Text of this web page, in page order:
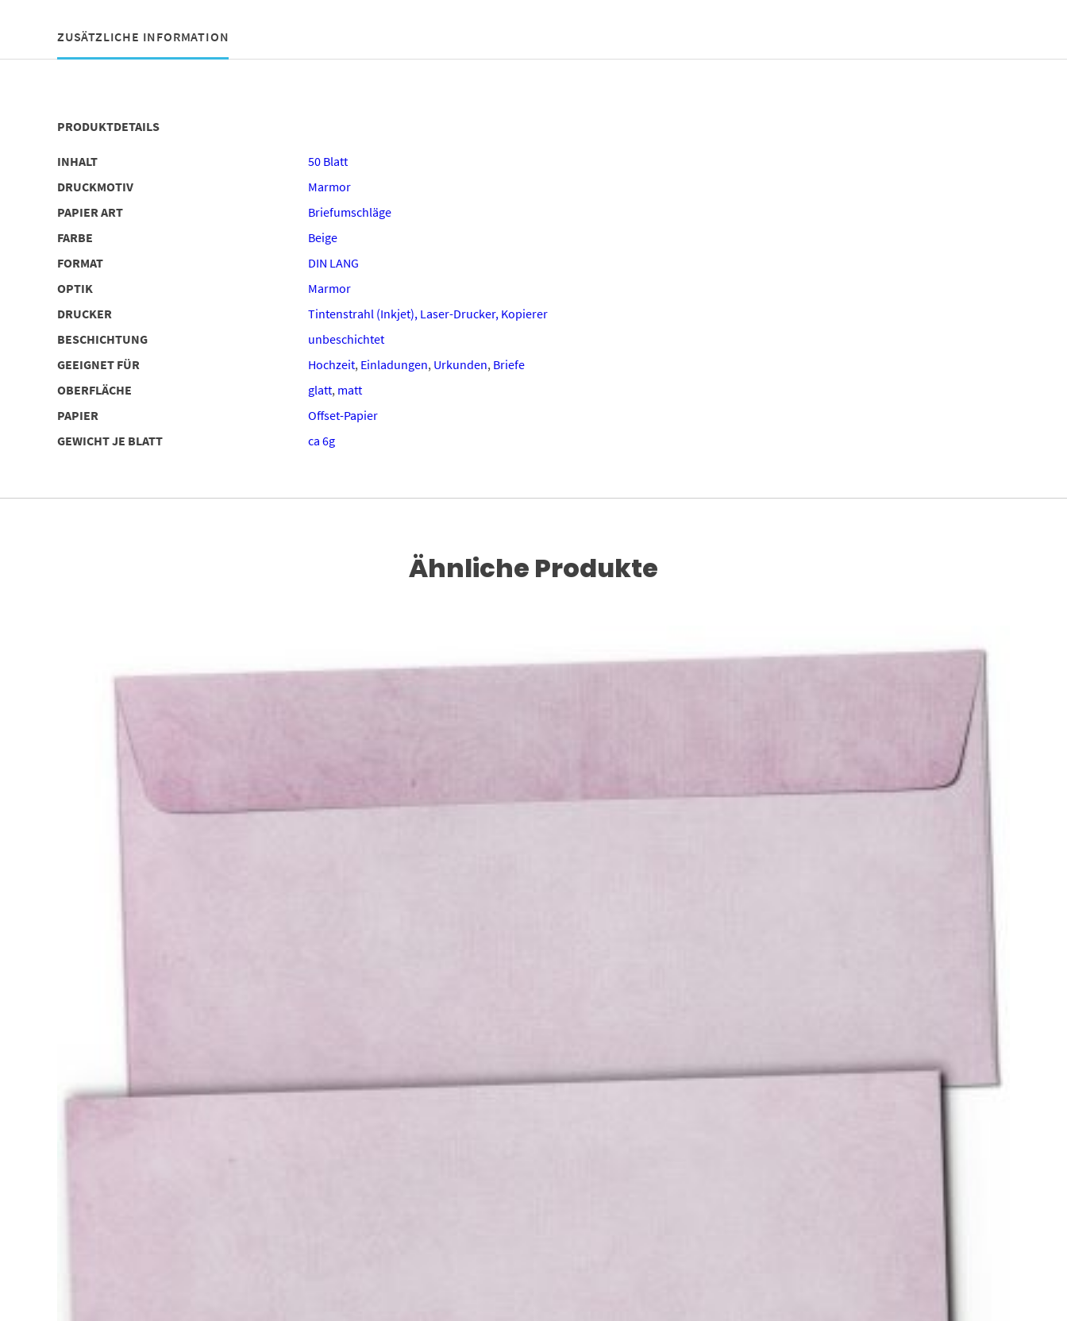
ZUSÄTZLICHE INFORMATION
PRODUKTDETAILS
INHALT
50 Blatt
DRUCKMOTIV
Marmor
PAPIER ART
Briefumschläge
FARBE
Beige
FORMAT
DIN LANG
OPTIK
Marmor
DRUCKER
Tintenstrahl (Inkjet), Laser-Drucker, Kopierer
BESCHICHTUNG
unbeschichtet
GEEIGNET FÜR
Hochzeit, Einladungen, Urkunden, Briefe
OBERFLÄCHE
glatt, matt
PAPIER
Offset-Papier
GEWICHT JE BLATT
ca 6g
Ähnliche Produkte